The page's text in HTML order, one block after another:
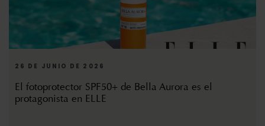
26 DE JUNIO DE 2026
El fotoprotector SPF50+ de Bella Aurora es el
protagonista en ELLE